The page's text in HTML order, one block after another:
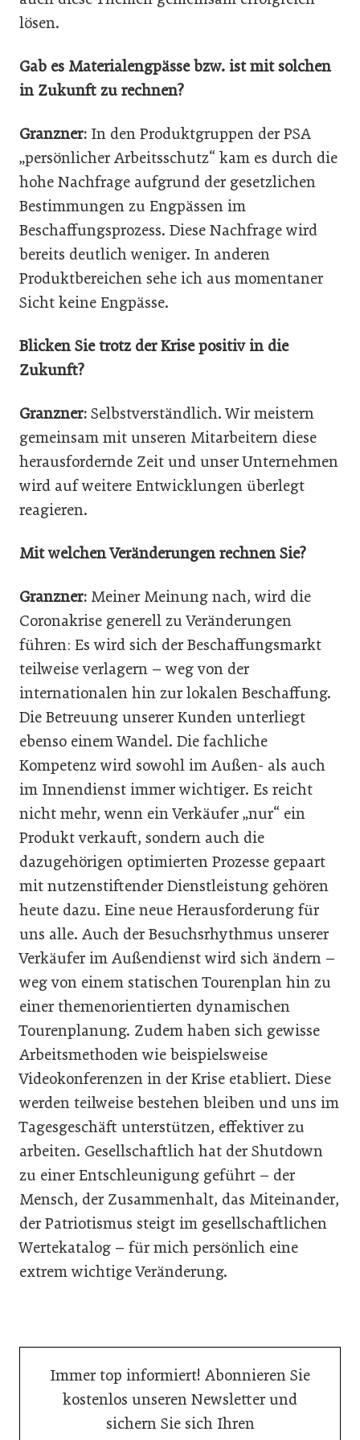
lösen.
Gab es Materialengpässe bzw. ist mit solchen
in Zukunft zu rechnen?
Granzner: In den Produktgruppen der PSA
„persönlicher Arbeitsschutz“ kam es durch die
hohe Nachfrage aufgrund der gesetzlichen
Bestimmungen zu Engpässen im
Beschaffungsprozess. Diese Nachfrage wird
bereits deutlich weniger. In anderen
Produktbereichen sehe ich aus momentaner
Sicht keine Engpässe.
Blicken Sie trotz der Krise positiv in die
Zukunft?
Granzner: Selbstverständlich. Wir meistern
gemeinsam mit unseren Mitarbeitern diese
herausfordernde Zeit und unser Unternehmen
wird auf weitere Entwicklungen überlegt
reagieren.
Mit welchen Veränderungen rechnen Sie?
Granzner: Meiner Meinung nach, wird die
Coronakrise generell zu Veränderungen
führen: Es wird sich der Beschaffungsmarkt
teilweise verlagern – weg von der
internationalen hin zur lokalen Beschaffung.
Die Betreuung unserer Kunden unterliegt
ebenso einem Wandel. Die fachliche
Kompetenz wird sowohl im Außen- als auch
im Innendienst immer wichtiger. Es reicht
nicht mehr, wenn ein Verkäufer „nur“ ein
Produkt verkauft, sondern auch die
dazugehörigen optimierten Prozesse gepaart
mit nutzenstiftender Dienstleistung gehören
heute dazu. Eine neue Herausforderung für
uns alle. Auch der Besuchsrhythmus unserer
Verkäufer im Außendienst wird sich ändern –
weg von einem statischen Tourenplan hin zu
einer themenorientierten dynamischen
Tourenplanung. Zudem haben sich gewisse
Arbeitsmethoden wie beispielsweise
Videokonferenzen in der Krise etabliert. Diese
werden teilweise bestehen bleiben und uns im
Tagesgeschäft unterstützen, effektiver zu
arbeiten. Gesellschaftlich hat der Shutdown
zu einer Entschleunigung geführt – der
Mensch, der Zusammenhalt, das Miteinander,
der Patriotismus steigt im gesellschaftlichen
Wertekatalog – für mich persönlich eine
extrem wichtige Veränderung.
Immer top informiert! Abonnieren Sie
kostenlos unseren Newsletter und
sichern Sie sich Ihren